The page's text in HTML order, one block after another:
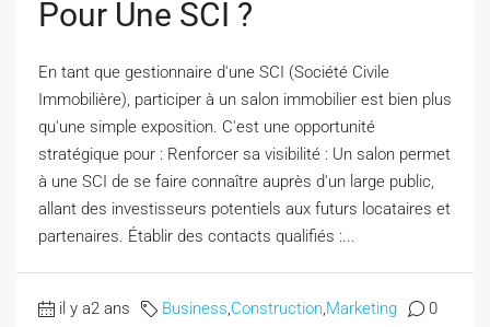
Pour Une SCI ?
En tant que gestionnaire d'une SCI (Société Civile
Immobilière), participer à un salon immobilier est bien plus
qu'une simple exposition. C'est une opportunité
stratégique pour : Renforcer sa visibilité : Un salon permet
à une SCI de se faire connaître auprès d'un large public,
allant des investisseurs potentiels aux futurs locataires et
partenaires. Établir des contacts qualifiés :...
il y a2 ans Business,Construction,Marketing 0